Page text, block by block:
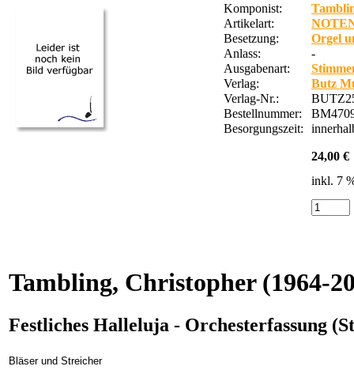
Komponist:
Artikelart:
Besetzung:
Orgel
Anlass:
-
Ausgabenart:
Verlag:
Butz
Verlag-Nr.:
Bestellnummer:
Besorgungszeit:
24,00 €
inkl. 7
Tambling, Christopher(1964-
Festliches Halleluja - Orchesterfassung
Bläser und Streicher